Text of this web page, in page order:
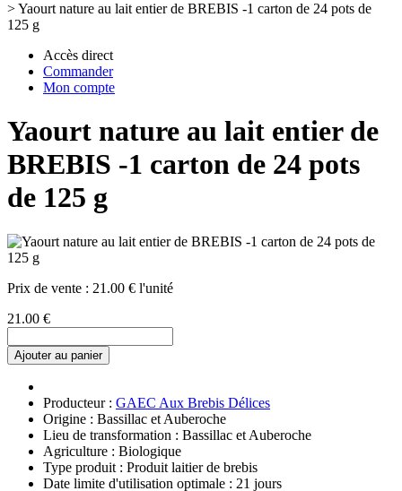
>Yaourt nature au lait entier de BREBIS -1 carton de 24 pots de
125 g
Accès direct
Commander
Mon compte
Yaourt nature au lait entier de
BREBIS -1 carton de 24 pots
de 125 g
Prix de vente : 21.00 € l'unité
21.00 €
Ajouter au panier
Producteur : GAEC Aux Brebis Délices
Origine : Bassillac et Auberoche
Lieu de transformation : Bassillac et Auberoche
Agriculture : Biologique
Type produit : Produit laitier de brebis
Date limite d'utilisation optimale : 21 jours